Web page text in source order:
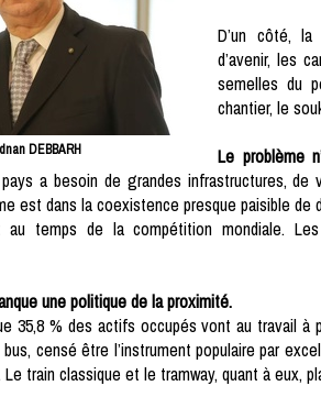
DEBBARH
D’un côté,
d’avenir, les
semelles du
chantier, le
Le problème
a besoin de grandes infrastructures,
est dans la coexistence presque paisible
au temps de la compétition mondiale.
une politique de la proximité.
35,8 % des actifs occupés vont au travail à
censé être l’instrument populaire par
train classique et le tramway, quant à eux,